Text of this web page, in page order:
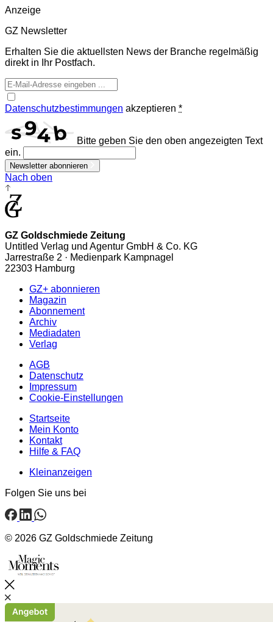
Anzeige
GZ Newsletter
Erhalten Sie die aktuellsten News der Branche regelmäßig
direkt in Ihr Postfach.
Datenschutzbestimmungen akzeptieren *
Bitte geben Sie den oben angezeigten Text
ein.
Newsletter abonnieren
Nach oben
GZ Goldschmiede Zeitung
Untitled Verlag und Agentur GmbH & Co. KG
Jarrestraße 2 · Medienpark Kampnagel
22303 Hamburg
GZ+ abonnieren
Magazin
Abonnement
Archiv
Mediadaten
Verlag
AGB
Datenschutz
Impressum
Cookie-Einstellungen
Startseite
Mein Konto
Kontakt
Hilfe & FAQ
Kleinanzeigen
Folgen Sie uns bei
© 2026 GZ Goldschmiede Zeitung
Schließen